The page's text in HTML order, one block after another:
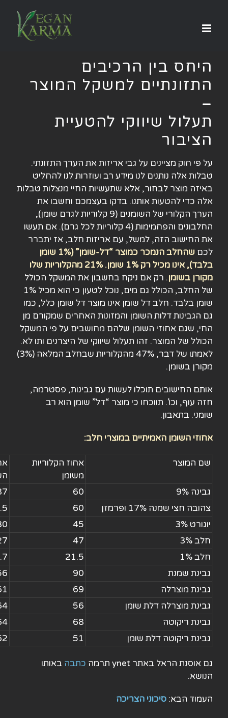
היחס בין הרכיבים
התזונתיים למשקל המוצר
–
תעלול שיווקי להטעיית
הציבור
על פי חוק מציינים על גבי אריזות את הערך התזונתי.
טבלות אלה נותנים לנו מידע רב ועוזרות לנו להחליט
באיזה מוצר לבחור, אלא שתעשיות החיי מנצלות טבלות
אלה כדי להטעות אותנו. בדקו בעצמכם וחשבו את
הערך הקלורי של השומנים (9 קלוריות לגרם שומן),
החלבונים והפחמימות (4 קלוריות לכל גרם). אם תעשו
את החישוב הזה, למשל, עם אריזות חלב, אז יתברר
לכם
שהחלב הנמכר כמוצר “דל-שומן” (1% שומן
בלבד), אינו מכיל רק 1% שומן. 21% מהקלוריות שלו
מקורן בשומן. רק אם ניקח בחשבון את המשקל הכולל
של החלב, הכולל גם מים, נוכל לטעון כי הוא מכיל 1%
שומן בלבד. חלב דל שומן אינו מוצר דל שומן כלל, כמו
גם הגבינות דלות השומן והמזונות האחרים שמקורם מן
החי, שגם אחוזי השומן שלהם מחושבים על פי המשקל
הכולל של המוצר. זהו תעלול שיווקי של היצרנים ותו לא.
לאמתו של דבר, 47% מהקלוריות שבחלב המלאה (3%)
מקורן בשומן.
אותם החישובים תוכלו לעשות עם גבינות, פסטרמה,
חזה עוף, וכו’. תווכחו כי מוצר “דל” שומן הוא רב
שומני. בתאבון.
אחוזי השומן האמיתיים במוצרי חלב:
שם המוצר
אחוז הקלוריות
משומן
גבינה 9%
60
צהובה חצי שמנה 17% ופרמזן
60
יוגורט 3%
45
חלב 3%
47
חלב 1%
21.5
גבינת שמנת
90
גבינת מוצרלה
69
גבינת מוצרלה דלת שומן
56
גבינת ריקוטה
68
גבינת ריקוטה דלת שומן
51
גם אוסנת הראל באתר ynet תרמה כתבה באותו
הנושא.
העמוד הבא: סיכוני הצריכה